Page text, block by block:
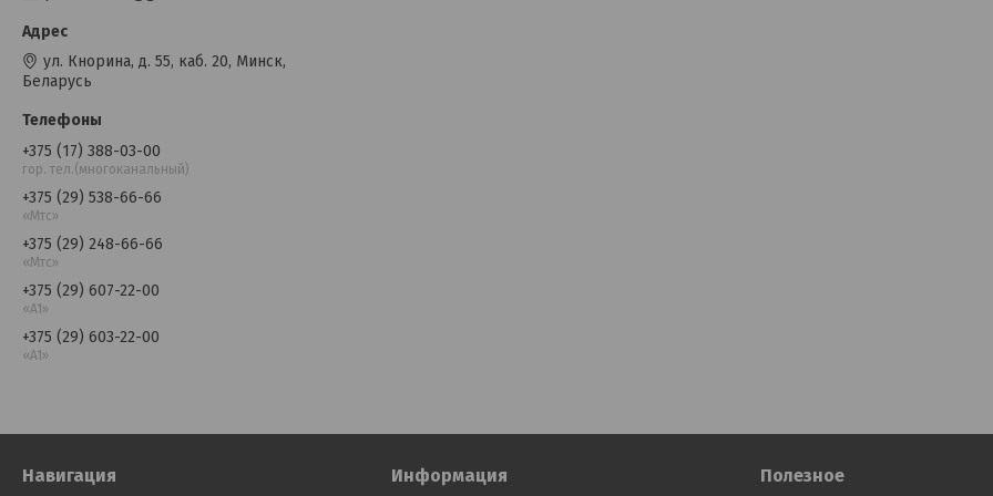
ул. Кнорина, д. 55, каб. 20, Минск,
Беларусь
+375 (17) 388-03-00
гор. тел.(многоканальный)
+375 (29) 538-66-66
«Мтс»
+375 (29) 248-66-66
«Мтс»
+375 (29) 607-22-00
«A1»
+375 (29) 603-22-00
«A1»
Навигация Информация Полезное